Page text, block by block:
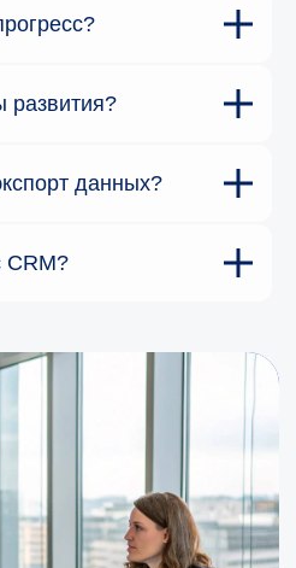
развития?
данных?
CRM?